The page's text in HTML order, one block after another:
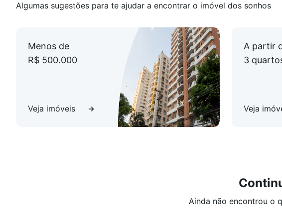
Algumas sugestões para te ajudar a encontrar o imóvel dos sonhos
Menos de
R$ 500.000
Veja imóveis
A partir
3
Veja
Ainda não encontrou o